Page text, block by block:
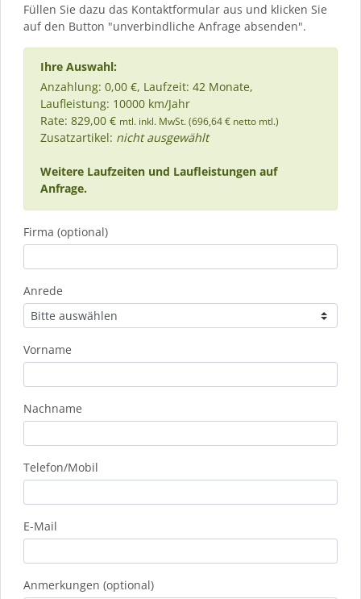
Füllen Sie dazu das Kontaktformular aus und klicken Sie
auf den Button "unverbindliche Anfrage absenden".
Ihre Auswahl:
Anzahlung: 0,00 €, Laufzeit: 42 Monate,
Laufleistung: 10000 km/Jahr
Rate: 829,00 € mtl. inkl. MwSt. (696,64 € netto mtl.)
Zusatzartikel: nicht ausgewählt
Weitere Laufzeiten und Laufleistungen auf
Anfrage.
Firma (optional)
Anrede
Vorname
Nachname
Telefon/Mobil
E-Mail
Anmerkungen (optional)